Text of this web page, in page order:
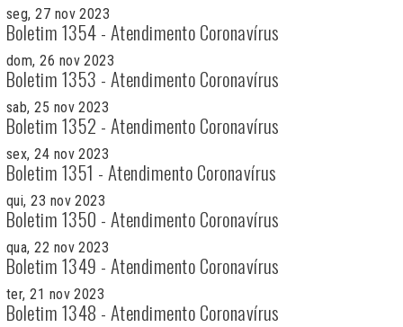
seg, 27 nov 2023
Boletim 1354 - Atendimento Coronavírus
dom, 26 nov 2023
Boletim 1353 - Atendimento Coronavírus
sab, 25 nov 2023
Boletim 1352 - Atendimento Coronavírus
sex, 24 nov 2023
Boletim 1351 - Atendimento Coronavírus
qui, 23 nov 2023
Boletim 1350 - Atendimento Coronavírus
qua, 22 nov 2023
Boletim 1349 - Atendimento Coronavírus
ter, 21 nov 2023
Boletim 1348 - Atendimento Coronavírus